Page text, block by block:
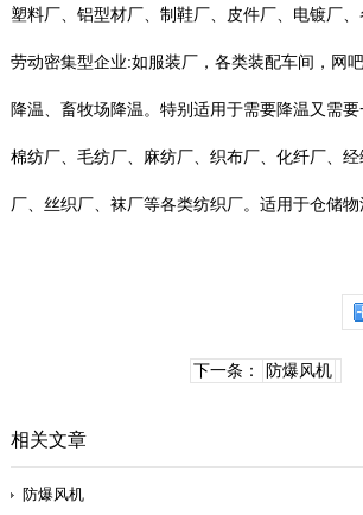
塑料厂、铝型材厂、制鞋厂、皮件厂、电镀厂
劳动密集型企业:如服装厂，各类装配车间，网
降温、畜牧场降温。特别适用于需要降温又需
棉纺厂、毛纺厂、麻纺厂、织布厂、化纤厂、
厂、丝织厂、袜厂等各类纺织厂。适用于仓储物
下一条： 防爆风机
相关文章
防爆风机